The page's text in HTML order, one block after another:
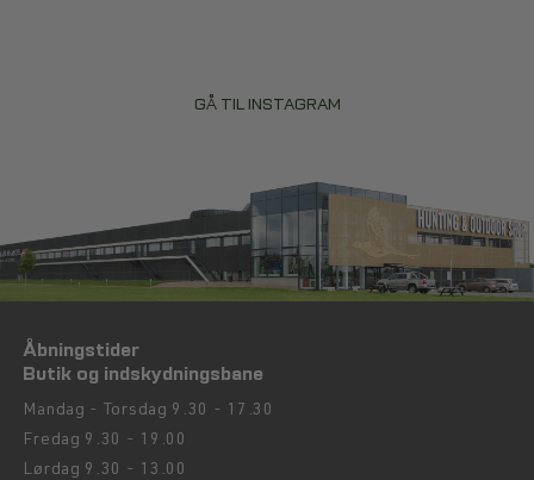
GÅ TIL INSTAGRAM
Åbningstider
Butik og indskydningsbane
Mandag - Torsdag 9.30 - 17.30
Fredag 9.30 - 19.00
Lørdag 9.30 - 13.00